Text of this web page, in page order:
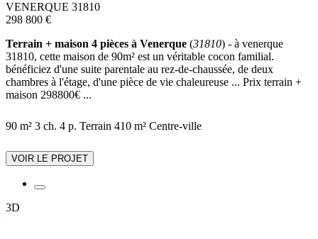
VENERQUE 31810
298 800 €
Terrain + maison 4 pièces à Venerque (31810) - à venerque
31810, cette maison de 90m² est un véritable cocon familial.
bénéficiez d'une suite parentale au rez-de-chaussée, de deux
chambres à l'étage, d'une pièce de vie chaleureuse ... Prix terrain +
maison 298800€ ...
90 m² 3 ch. 4 p. Terrain 410 m² Centre-ville
VOIR LE PROJET
3D